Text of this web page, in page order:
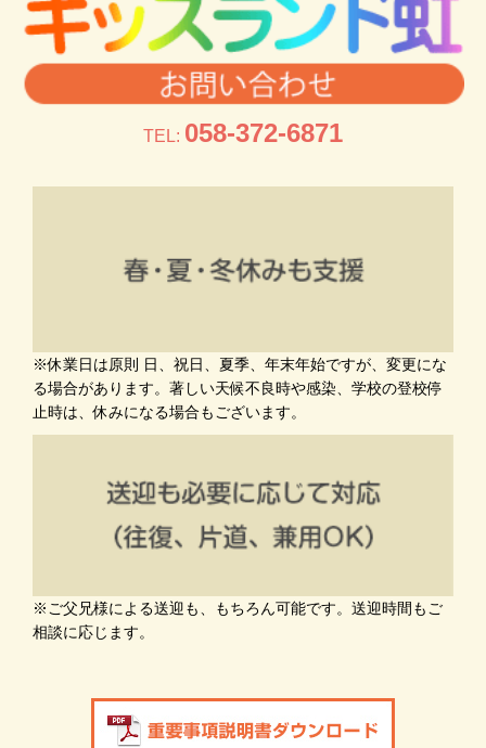
TEL: 058-372-6871
※休業日は原則 日、祝日、夏季、年末年始ですが、変更にな
る場合があります。著しい天候不良時や感染、学校の登校停
止時は、休みになる場合もございます。
※ご父兄様による送迎も、もちろん可能です。送迎時間もご
相談に応じます。